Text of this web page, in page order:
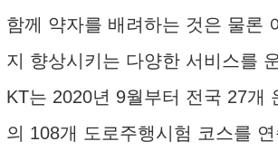
함께 약자를 배려하는 것은 물론
지 향상시키는 다양한 서비스를
KT는 2020년 9월부터 전국 27개
의 108개 도로주행시험 코스를